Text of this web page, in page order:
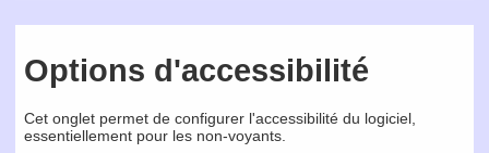
Options d'accessibilité
Cet onglet permet de configurer l'accessibilité du logiciel,
essentiellement pour les non-voyants.